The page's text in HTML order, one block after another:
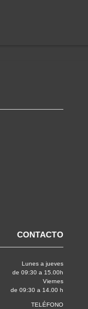
CONTACTO
Lunes a jueves
de 09:30 a 15.00h
Viernes
de 09:30 a 14.00 h
TELÉFONO